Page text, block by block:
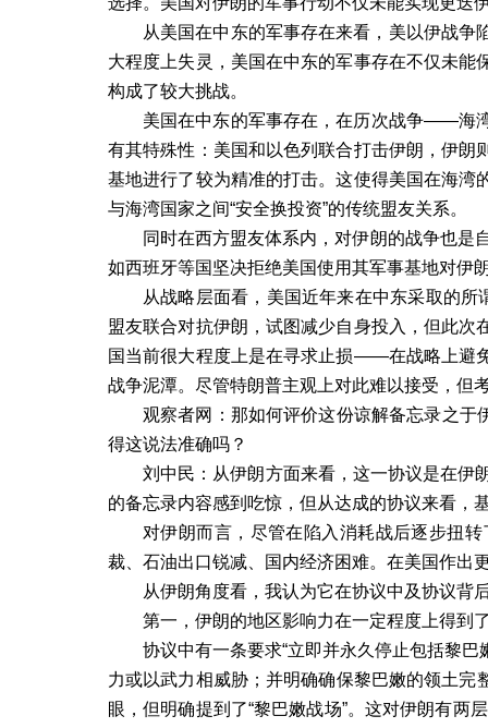
从美国在中东的军事存在来看，美以伊战
大程度上失灵，美国在中东的军事存在不仅未
构成了较大挑战。
美国在中东的军事存在，在历次战争——海
有其特殊性：美国和以色列联合打击伊朗，伊
基地进行了较为精准的打击。这使得美国在海
与海湾国家之间“安全换投资”的传统盟友关系。
同时在西方盟友体系内，对伊朗的战争也是
如西班牙等国坚决拒绝美国使用其军事基地对伊
从战略层面看，美国近年来在中东采取的所
盟友联合对抗伊朗，试图减少自身投入，但此
国当前很大程度上是在寻求止损——在战略上避
战争泥潭。尽管特朗普主观上对此难以接受，但
观察者网：那如何评价这份谅解备忘录之于
得这说法准确吗？
刘中民：从伊朗方面来看，这一协议是在伊
的备忘录内容感到吃惊，但从达成的协议来看，
对伊朗而言，尽管在陷入消耗战后逐步扭
裁、石油出口锐减、国内经济困难。在美国作出
从伊朗角度看，我认为它在协议中及协议背
第一，伊朗的地区影响力在一定程度上得到
协议中有一条要求“立即并永久停止包括黎
力或以武力相威胁；并明确确保黎巴嫩的领土
眼，但明确提到了“黎巴嫩战场”。这对伊朗有两